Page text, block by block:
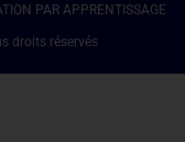
PAR APPRENTISSAGE
droits réservés